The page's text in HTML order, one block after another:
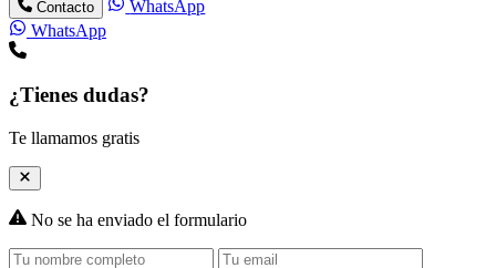
Contacto
WhatsApp
WhatsApp
¿Tienes dudas?
Te llamamos gratis
No se ha enviado el formulario